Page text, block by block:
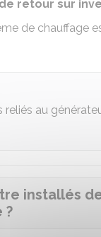
retour sur
de chauffage
reliés au
installés
?